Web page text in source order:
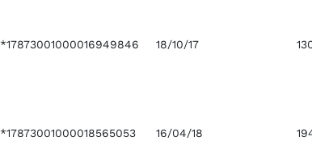
*17873001000016949846 18/10/17
*17873001000018565053 16/04/18